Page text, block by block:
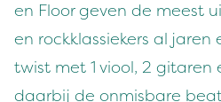
en Floor geven de meest
en rockklassiekers al jaren
twist met 1 viool, 2 gitaren
daarbij de onmisbare